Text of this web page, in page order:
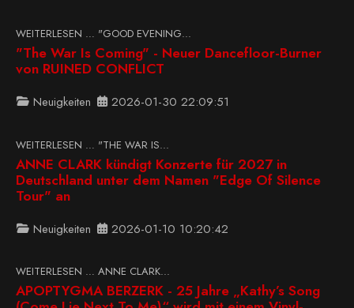
WEITERLESEN … "GOOD EVENING...
"The War Is Coming" - Neuer Dancefloor-Burner
von RUINED CONFLICT
Neuigkeiten 2026-01-30 22:09:51
WEITERLESEN … "THE WAR IS...
ANNE CLARK kündigt Konzerte für 2027 in
Deutschland unter dem Namen "Edge Of Silence
Tour" an
Neuigkeiten 2026-01-10 10:20:42
WEITERLESEN … ANNE CLARK...
APOPTYGMA BERZERK - 25 Jahre „Kathy’s Song